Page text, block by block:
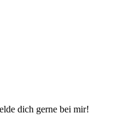
dich gerne bei mir!